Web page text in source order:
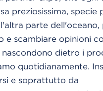
preziosissima, specie
parte dell'oceano,
e scambiare opinioni
nascondono dietro i
quotidianamente.
e soprattutto da